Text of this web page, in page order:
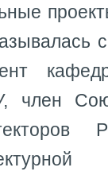
член